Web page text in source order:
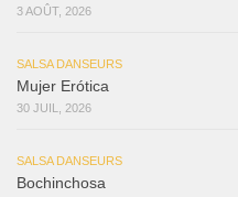
3 AOÛT, 2026
SALSA DANSEURS
Mujer Erótica
30 JUIL, 2026
SALSA DANSEURS
Bochinchosa